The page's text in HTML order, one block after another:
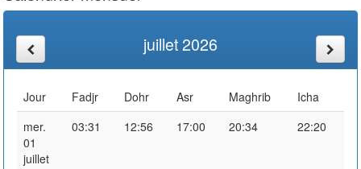
juillet 2026
Jour Fadjr Dohr Asr Maghrib
Icha
mer.
01
juillet
03:31 12:56 17:00 20:34 22:20